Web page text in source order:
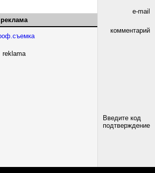
реклама
reklama
e-mail
комментарий
Введите код
подтверждение